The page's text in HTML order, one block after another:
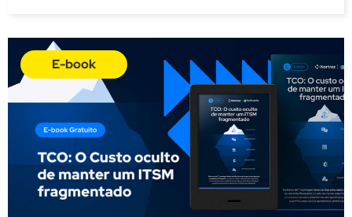
E-book